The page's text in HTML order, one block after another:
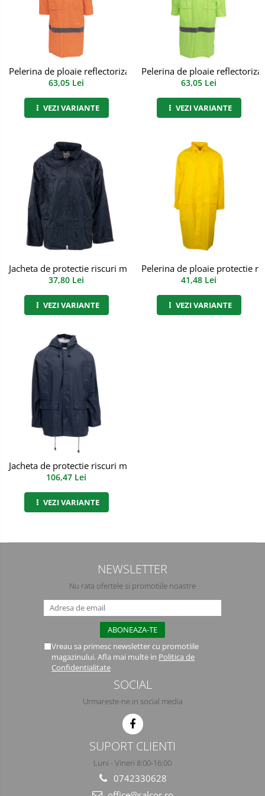
Manusi PVC
Manusi textil
Manusi zale
Imbracaminte Outdoor
Caciuli
Sepci
Antifoane
Semimasti
Ochelari
Pelerina de ploaie reflectorizanta protectie riscuri minime
63,05 Lei
VEZI VARIANTE
Pelerina de ploaie
63,05 Lei
VEZI VARIANTE
Jacheta de protectie riscuri minime ploaie Aachen, Renania,
37,80 Lei
VEZI VARIANTE
Pelerina de ploaie protectie
41,48 Lei
VEZI VARIANTE
Jacheta de protectie riscuri minime ploaie Hamburg, Renania,
106,47 Lei
VEZI VARIANTE
NEWSLETTER
Nu rata ofertele si promotiile noastre
Vreau sa primesc newsletter cu promotiile
magazinului. Afla mai multe in Politica de
Confidentialitate
SOCIAL
Urmareste-ne in social media
SUPORT CLIENTI
Luni - Vineri 8:00-16:00
0742330628